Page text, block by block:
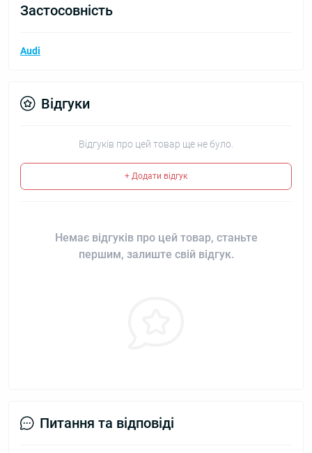
Застосовність
Audi
Відгуки
Відгуків про цей товар ще не було.
+ Додати відгук
Немає відгуків про цей товар, станьте
першим, залиште свій відгук.
Питання та відповіді